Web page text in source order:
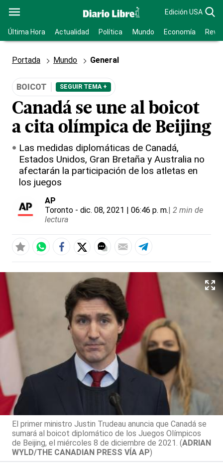
Edición USA
Última Hora Actualidad Política Mundo Economía
Portada Mundo General
BOICOT SEGUIR TEMA +
Canadá se une al boicot
a cita olímpica de Beijing
Las medidas diplomáticas de Canadá,
Estados Unidos, Gran Bretaña y Australia no
afectarán la participación de los atletas en
los juegos
AP
Toronto - dic. 08, 2021 | 06:46 p. m.| 2 min de
lectura
El primer ministro Justin Trudeau anuncia que Canadá se
sumará al boicot diplomático de los Juegos Olímpicos
de Beijing, el miércoles 8 de diciembre de 2021. (ADRIAN
WYLD/THE CANADIAN PRESS VÍA AP)